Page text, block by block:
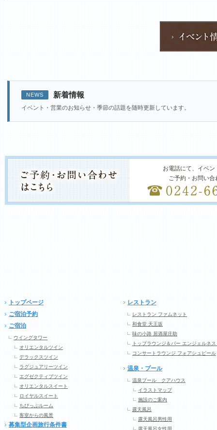
NEWS 新着情報
イベント・営業のお知らせ・季節の話題を随時更新しています。
お電話にて、イベ
ご予約・お問い
トップページ
ご宿泊予約
ご宿泊
ウイングタワー
オリエンタルツイン
デラックスツイン
ラグジュアリーツイン
エグゼクティブツイン
オリエンタルスイート
ロイヤルスイート
ちびっぷルーム
客室からの風景
募集型企画旅行条件書
レストラン
レストラン ファムネット
和食堂 天王坂
味の小路 居酒屋庄助
トップラウンジ＆バー エンジェルネス
コンサートラウンジ フォアシュピール
温泉・プール
温泉プール クアハウス
イラストマップ
施設のご案内
露天風呂
露天風呂男性用
露天風呂女性用